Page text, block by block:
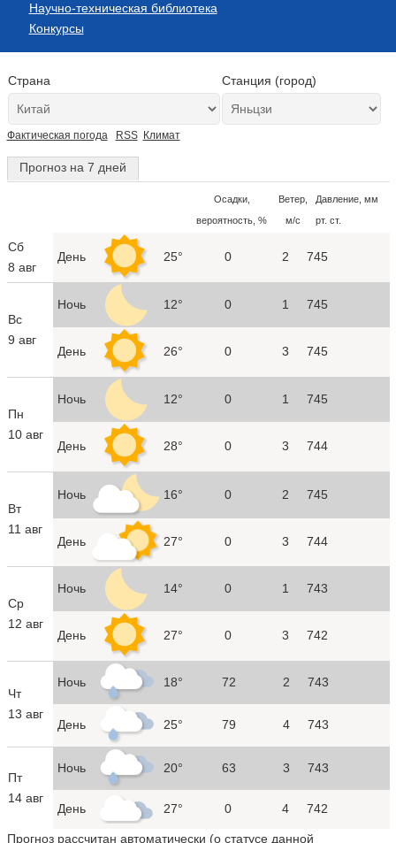
Научно-техническая библиотека
Конкурсы
Страна Станция (город)
Фактическая погода RSS Климат
Прогноз на 7 дней
Осадки,
вероятность, %
Ветер,
м/с
Давление, мм
рт. ст.
Сб
8 авг
День 25° 0 2 745
Вс
9 авг
Ночь 12° 0 1 745
День 26° 0 3 745
Пн
10 авг
Ночь 12° 0 1 745
День 28° 0 3 744
Вт
11 авг
Ночь 16° 0 2 745
День 27° 0 3 744
Ср
12 авг
Ночь 14° 0 1 743
День 27° 0 3 742
Чт
13 авг
Ночь 18° 72 2 743
День 25° 79 4 743
Пт
14 авг
Ночь 20° 63 3 743
День 27° 0 4 742
Прогноз рассчитан автоматически (о статусе данной